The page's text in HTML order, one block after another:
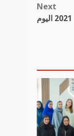
Next